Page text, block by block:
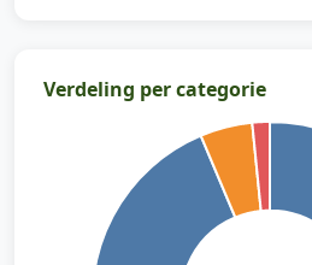
Verdeling per categorie